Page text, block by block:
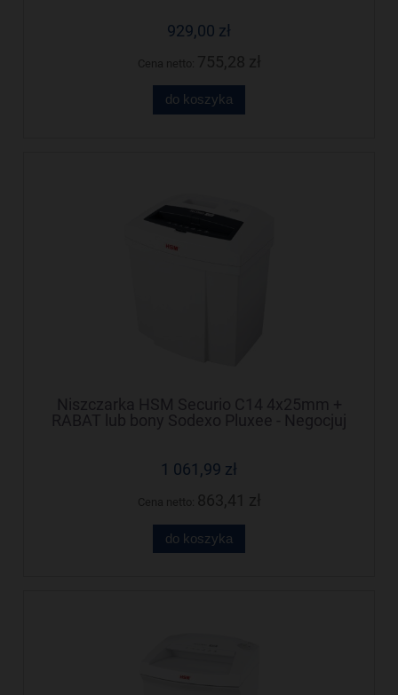
929,00 zł
do koszyka
Niszczarka HSM Securio C14 4x25mm +
RABAT lub bony Sodexo Pluxee - Negocjuj
1 061,99 zł
do koszyka